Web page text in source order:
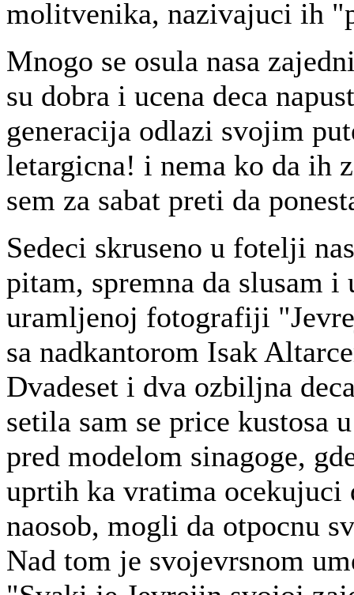
molitvenika, nazivajuci ih
Mnogo se osula nasa
su dobra i ucena deca
generacija odlazi svojim
letargicna! i nema ko da ih
sem za sabat preti da
Sedeci skruseno u fotelji
pitam, spremna da slusam
uramljenoj fotografiji
sa nadkantorom Isak
Dvadeset i dva ozbiljna
setila sam se price kustosa
pred modelom sinagoge,
uprtih ka vratima ocekujuci
naosob, mogli da otpocnu
Nad tom je svojevrsnom